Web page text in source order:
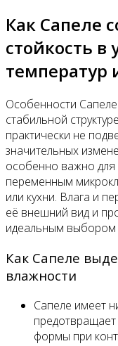
Как Сапеле
стойкость в
температур
Особенности
стабильной
практически не
значительных
особенно важно
переменным
или кухни. Влага и
её внешний вид и
идеальным выбором
Как Сапеле
влажности
Сапеле имеет
формы при